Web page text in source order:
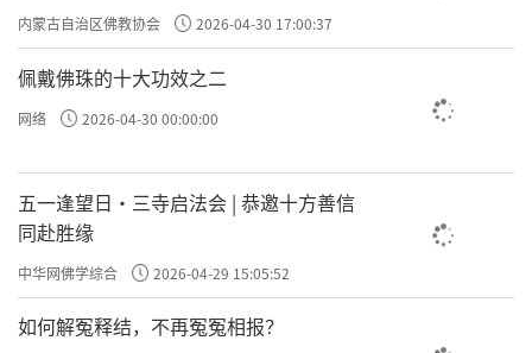
内蒙古自治区佛教协会 2026-04-30 17:00:37
佩戴佛珠的十大功效之二
网络 2026-04-30 00:00:00
五一逢望日・三寺启法会 | 恭邀十方善信
同赴胜缘
中华网佛学综合 2026-04-29 15:05:52
如何解冤释结，不再冤冤相报？